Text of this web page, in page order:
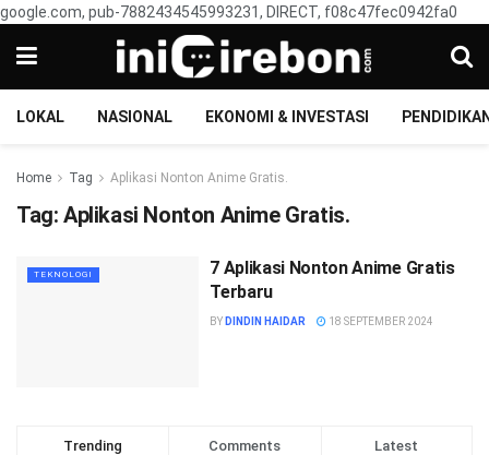
google.com, pub-7882434545993231, DIRECT, f08c47fec0942fa0
LOKAL NASIONAL EKONOMI & INVESTASI
Home Tag Aplikasi Nonton Anime Gratis.
Tag: Aplikasi Nonton Anime Gratis.
TEKNOLOGI
7 Aplikasi Nonton Anime Gratis
Terbaru
BY DINDIN HAIDAR 18 SEPTEMBER 2024
Trending Comments Latest